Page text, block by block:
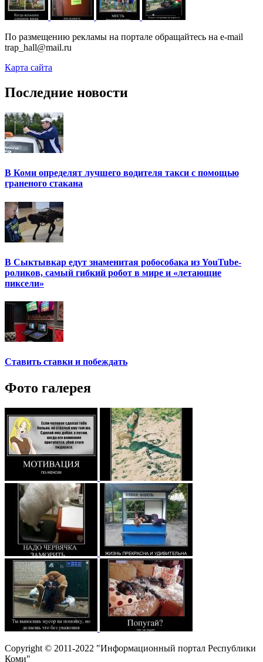
По размещению рекламы на портале обращайтесь на e-mail
trap_hall@mail.ru
Карта сайта
Последние новости
В Коми определят лучшего водителя такси с помощью
граненого стакана
В Сыктывкар едут знаменитая робособака из YouTube-
роликов, самый гибкий робот в мире и «летающие
пиксели»
Ставить ставки и побеждать
Фото галерея
Copyright © 2011-2022 "Информационный портал Республики
Коми"